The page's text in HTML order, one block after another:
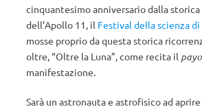
cinquantesimo anniversario dalla storica
dell’Apollo 11, il Festival della scienza di
mosse proprio da questa storica
oltre, “Oltre la Luna”, come recita il
manifestazione.
Sarà un astronauta e astrofisico ad